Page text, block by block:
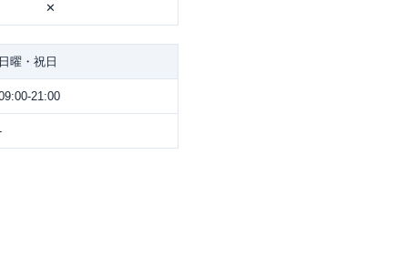
✕
日曜・祝日
21:00